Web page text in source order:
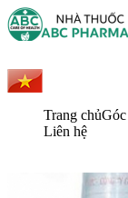
Trang chủ
Liên hệ